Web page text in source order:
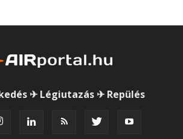
✈ Légiutazás ✈ Repülés